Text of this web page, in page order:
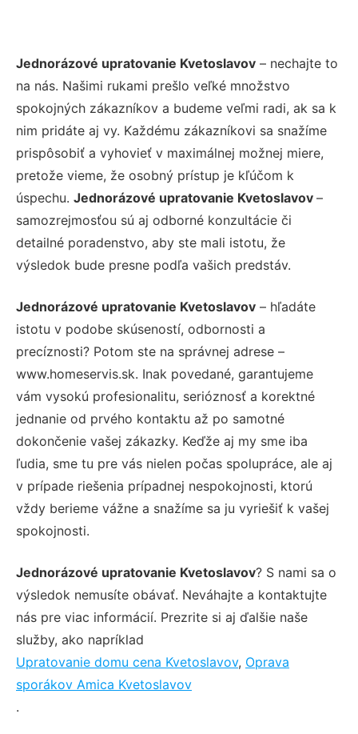
Jednorázové upratovanie Kvetoslavov – nechajte to
na nás. Našimi rukami prešlo veľké množstvo
spokojných zákazníkov a budeme veľmi radi, ak sa k
nim pridáte aj vy. Každému zákazníkovi sa snažíme
prispôsobiť a vyhovieť v maximálnej možnej miere,
pretože vieme, že osobný prístup je kľúčom k
úspechu. Jednorázové upratovanie Kvetoslavov –
samozrejmosťou sú aj odborné konzultácie či
detailné poradenstvo, aby ste mali istotu, že
výsledok bude presne podľa vašich predstáv.
Jednorázové upratovanie Kvetoslavov – hľadáte
istotu v podobe skúseností, odbornosti a
precíznosti? Potom ste na správnej adrese –
www.homeservis.sk. Inak povedané, garantujeme
vám vysokú profesionalitu, serióznosť a korektné
jednanie od prvého kontaktu až po samotné
dokončenie vašej zákazky. Keďže aj my sme iba
ľudia, sme tu pre vás nielen počas spolupráce, ale aj
v prípade riešenia prípadnej nespokojnosti, ktorú
vždy berieme vážne a snažíme sa ju vyriešiť k vašej
spokojnosti.
Jednorázové upratovanie Kvetoslavov? S nami sa o
výsledok nemusíte obávať. Neváhajte a kontaktujte
nás pre viac informácií. Prezrite si aj ďalšie naše
služby, ako napríklad
Upratovanie domu cena Kvetoslavov, Oprava
sporákov Amica Kvetoslavov
.